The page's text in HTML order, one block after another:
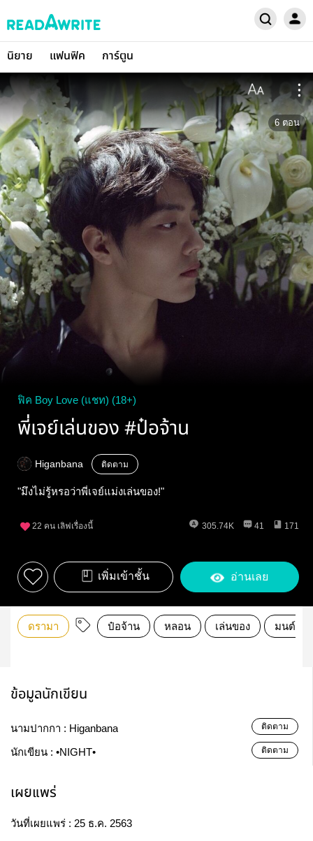
นิยาย แฟนฟิค การ์ตูน
6 ตอน
ฟิค Boy Love (แชท) (18+)
พี่เจย์เล่นของ #ป๋อจ้าน
Higanbana ติดตาม
"มึงไม่รู้หรอว่าพี่เจย์แม่งเล่นของ!"
22 คน เลิฟเรื่องนี้ 305.74K 41 171
เพิ่มเข้าชั้น อ่านเลย
ดรามา ป๋อจ้าน หลอน เล่นของ มนต์ดำ
ข้อมูลนักเขียน
นามปากกา : Higanbana ติดตาม
นักเขียน : •NIGHT• ติดตาม
เผยแพร่
วันที่เผยแพร่ : 25 ธ.ค. 2563